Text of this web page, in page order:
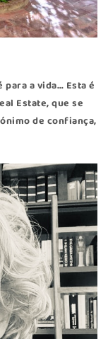
a vida… Esta é
Estate, que se
de confiança,